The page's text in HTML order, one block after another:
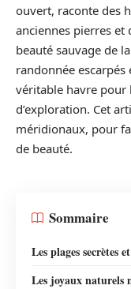
ouvert, raconte des
anciennes pierres
beauté sauvage de
randonnée escarpés
véritable havre pour
d’exploration. Cet
méridionaux, pour
de beauté.
Sommaire
Les plages secrètes
Les joyaux naturels